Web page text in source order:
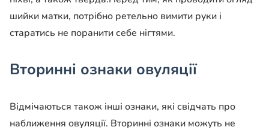
шийки матки, потрібно ретельно вимити руки і
старатись не поранити себе нігтями.
Вторинні ознаки овуляції
Відмічаються також інші ознаки, які свідчать про
наближення овуляції. Вторинні ознаки можуть не